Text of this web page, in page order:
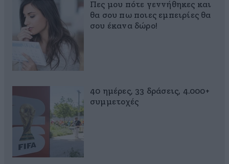
Πες μου πότε γεννήθηκες και
θα σου πω ποιες εμπειρίες θα
σου έκανα δώρο!
40 ημέρες, 33 δράσεις, 4.000+
συμμετοχές